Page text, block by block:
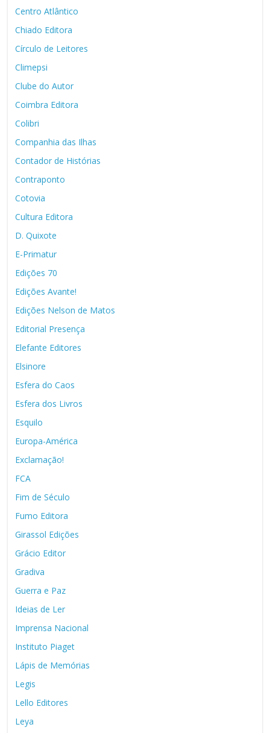
Centro Atlântico
Chiado Editora
Círculo de Leitores
Climepsi
Clube do Autor
Coimbra Editora
Colibri
Companhia das Ilhas
Contador de Histórias
Contraponto
Cotovia
Cultura Editora
D. Quixote
E-Primatur
Edições 70
Edições Avante!
Edições Nelson de Matos
Editorial Presença
Elefante Editores
Elsinore
Esfera do Caos
Esfera dos Livros
Esquilo
Europa-América
Exclamação!
FCA
Fim de Século
Fumo Editora
Girassol Edições
Grácio Editor
Gradiva
Guerra e Paz
Ideias de Ler
Imprensa Nacional
Instituto Piaget
Lápis de Memórias
Legis
Lello Editores
Leya